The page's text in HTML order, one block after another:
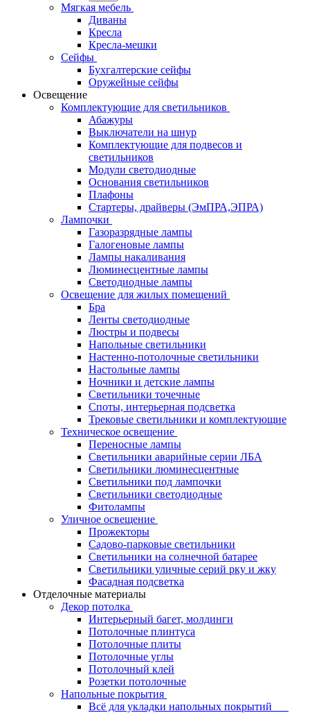
Мягкая мебель
Диваны
Кресла
Кресла-мешки
Сейфы
Бухгалтерские сейфы
Оружейные сейфы
Освещение
Комплектующие для светильников
Абажуры
Выключатели на шнур
Комплектующие для подвесов и
светильников
Модули светодиодные
Основания светильников
Плафоны
Стартеры, драйверы (ЭмПРА,ЭПРА)
Лампочки
Газоразрядные лампы
Галогеновые лампы
Лампы накаливания
Люминесцентные лампы
Светодиодные лампы
Освещение для жилых помещений
Бра
Ленты светодиодные
Люстры и подвесы
Напольные светильники
Настенно-потолочные светильники
Настольные лампы
Ночники и детские лампы
Светильники точечные
Споты, интерьерная подсветка
Трековые светильники и комплектующие
Техническое освещение
Переносные лампы
Светильники аварийные серии ЛБА
Светильники люминесцентные
Светильники под лампочки
Светильники светодиодные
Фитолампы
Уличное освещение
Прожекторы
Садово-парковые светильники
Светильники на солнечной батарее
Светильники уличные серий рку и жку
Фасадная подсветка
Отделочные материалы
Декор потолка
Интерьерный багет, молдинги
Потолочные плинтуса
Потолочные плиты
Потолочные углы
Потолочный клей
Розетки потолочные
Напольные покрытия
Всё для укладки напольных покрытий